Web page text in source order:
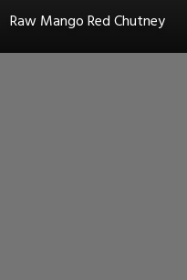
Raw Mango Red Chutney